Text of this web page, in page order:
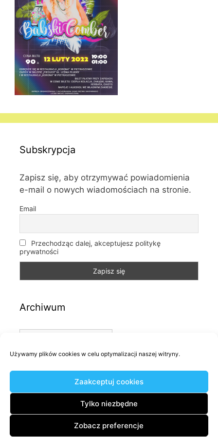
Używamy plików cookies w celu optymalizacji naszej witryny.
Zaakceptuj cookies
Tylko niezbędne
Zobacz preferencje
Subskrypcja
Zapisz się, aby otrzymywać powiadomienia
e-mail o nowych wiadomościach na stronie.
Email
Przechodząc dalej, akceptujesz politykę
prywatności
Archiwum
Archiwum
Kategorie
Kategorie